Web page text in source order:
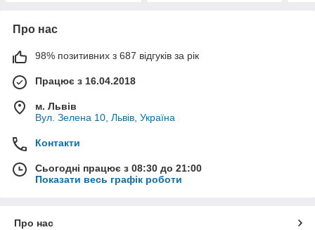
Про нас
98% позитивних з 687 відгуків за рік
Працює з 16.04.2018
м. Львів
Вул. Зелена 10, Львів, Україна
Контакти
Сьогодні працює з 08:30 до 21:00
Показати весь графік роботи
Про нас